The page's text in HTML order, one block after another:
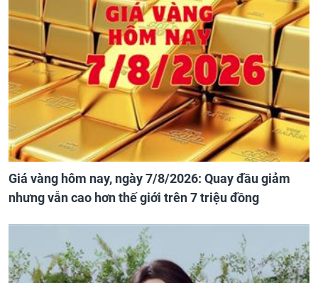
Giá vàng hôm nay, ngày 7/8/2026: Quay đầu giảm
nhưng vẫn cao hơn thế giới trên 7 triệu đồng